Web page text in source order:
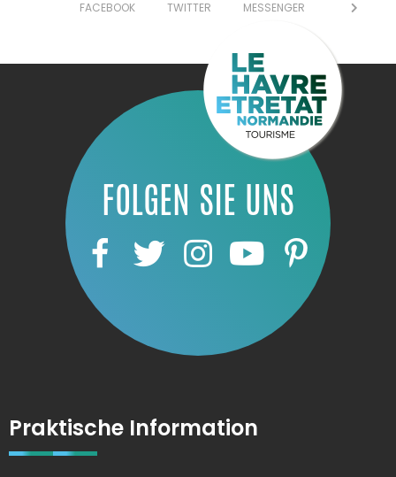
FACEBOOK
TWITTER MESSENGER
FOLGEN SIE UNS
Praktische Information